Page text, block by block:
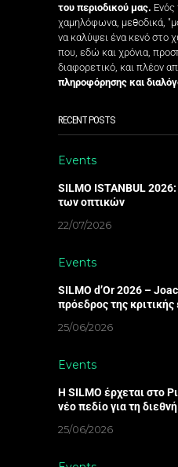
του περιοδικού μας. Ενός
χαμηλόφωνα, μεθοδικά,
να καλύψει ένα κενό στο
που, εδώ και χρόνια,
διαφορετικό, και πλέον
πληροφόρησης και
RECENT POSTS
Events
SILMO ISTANBUL
των οπτικών
22/07/2026
Events
SILMO d’Or 2026 –
πρόεδρος της
25/06/2026
Events
Η SILMO έρχεται στο
νέο πεδίο για τη
25/06/2026